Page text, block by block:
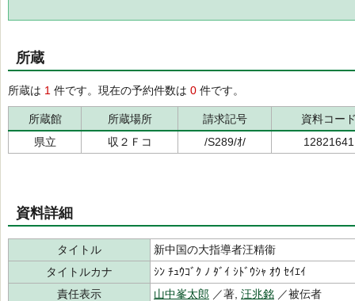
所蔵
所蔵は 1 件です。現在の予約件数は 0 件です。
所蔵館 所蔵場所 請求記号
資料コー
県立
収２Ｆコ /S289/ｵ/ 12821641
資料詳細
タイトル
新中国の大指導者汪精衞
タイトルカナ
ｼﾝ ﾁｭｳｺﾞｸ ﾉ ﾀﾞｲ ｼﾄﾞｳｼｬ ｵｳ ｾｲｴｲ
責任表示
山中峯太郎 ／著, 汪兆銘 ／被伝者